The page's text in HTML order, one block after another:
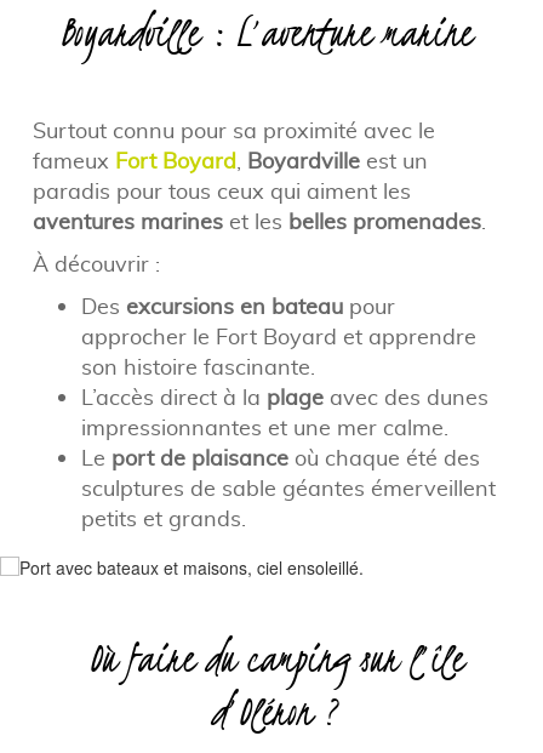
Boyardville : L’aventure marine
Surtout connu pour sa proximité avec le
fameux Fort Boyard, Boyardvilleest un
paradis pour tous ceux qui aiment les
aventures marineset les belles promenades.
À découvrir :
Des excursions en bateaupour
approcher le Fort Boyard et apprendre
son histoire fascinante.
L’accès direct à la plageavec des dunes
impressionnantes et une mer calme.
Le port de plaisanceoù chaque été des
sculptures de sable géantes émerveillent
petits et grands.
Où faire du camping sur l’île
d’Oléron ?